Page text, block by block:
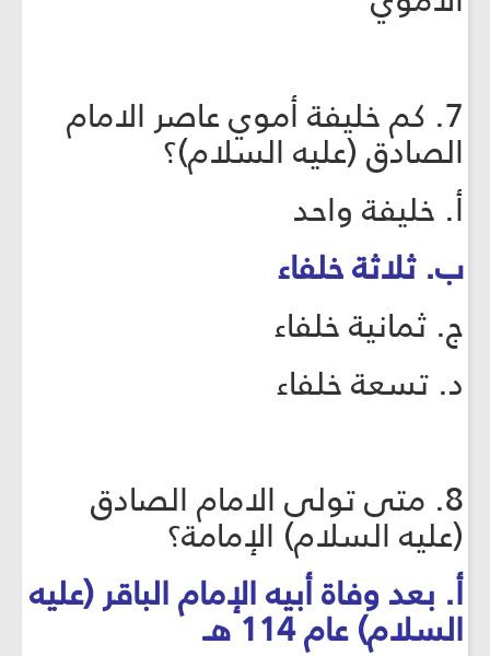
7. كم خليفة أموي عاصر الامام
الصادق (عليه السلام)؟
أ. خليفة واحد
ب. ثلاثة خلفاء
ج. ثمانية خلفاء
د. تسعة خلفاء
8. متى تولى الامام الصادق
(عليه السلام) الإمامة؟
أ. بعد وفاة أبيه الإمام الباقر (عليه
السلام) عام 114 هـ